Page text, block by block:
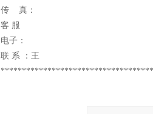
传 真：
客 服
电子：
联 系 ：王